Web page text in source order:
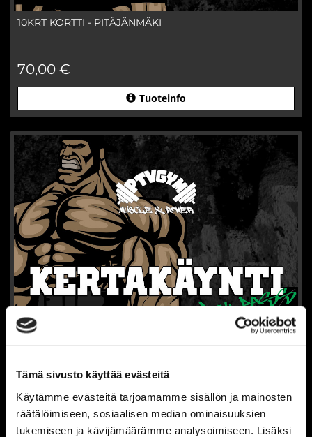
Tämä sivusto käyttää evästeitä
Käytämme evästeitä tarjoamamme sisällön ja mainosten
räätälöimiseen, sosiaalisen median ominaisuuksien
tukemiseen ja kävijämäärämme analysoimiseen. Lisäksi
10KRT KORTTI - PITÄJÄNMÄKI
70,00 €
Tuoteinfo
KERTAKÄYNTI - PITÄJÄNMÄKI